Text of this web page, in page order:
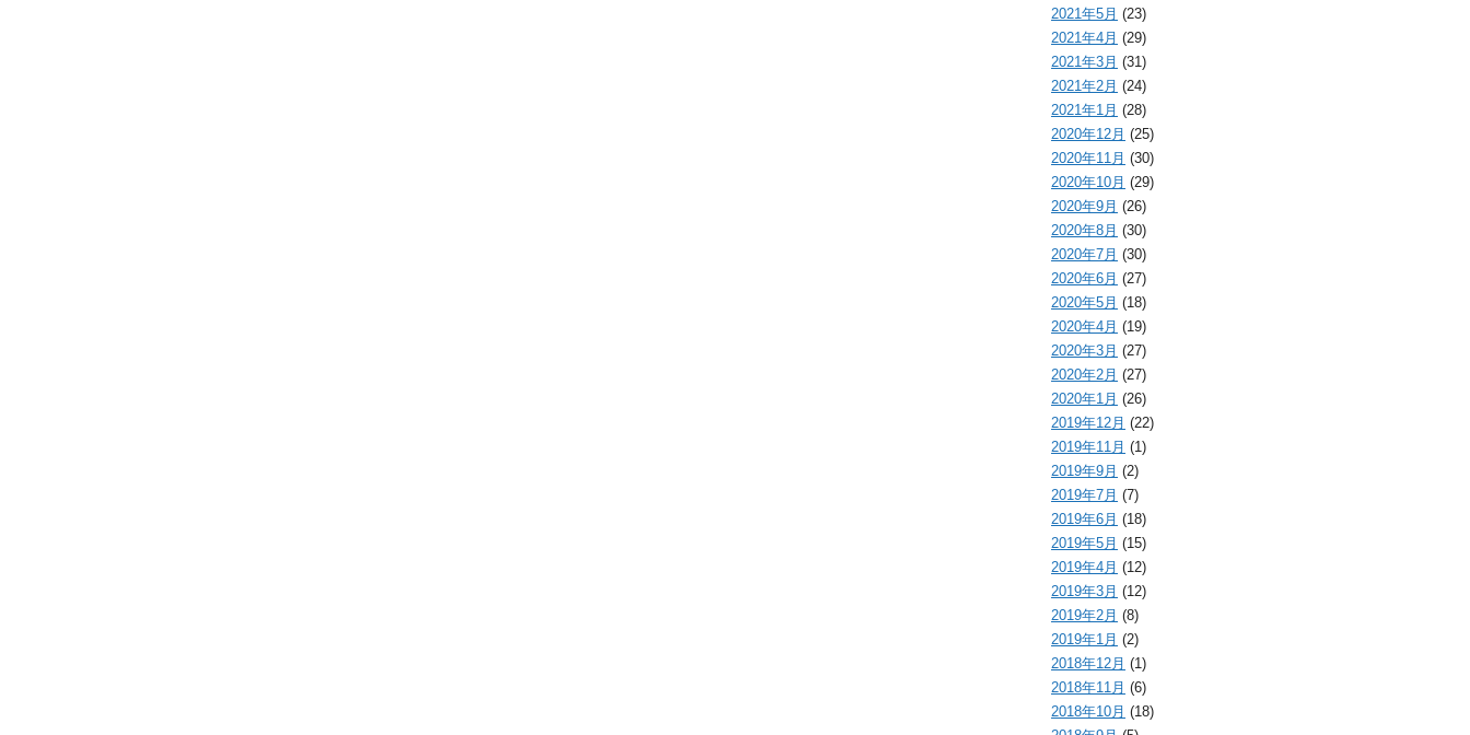
2021年5月 (23)
2021年4月 (29)
2021年3月 (31)
2021年2月 (24)
2021年1月 (28)
2020年12月 (25)
2020年11月 (30)
2020年10月 (29)
2020年9月 (26)
2020年8月 (30)
2020年7月 (30)
2020年6月 (27)
2020年5月 (18)
2020年4月 (19)
2020年3月 (27)
2020年2月 (27)
2020年1月 (26)
2019年12月 (22)
2019年11月 (1)
2019年9月 (2)
2019年7月 (7)
2019年6月 (18)
2019年5月 (15)
2019年4月 (12)
2019年3月 (12)
2019年2月 (8)
2019年1月 (2)
2018年12月 (1)
2018年11月 (6)
2018年10月 (18)